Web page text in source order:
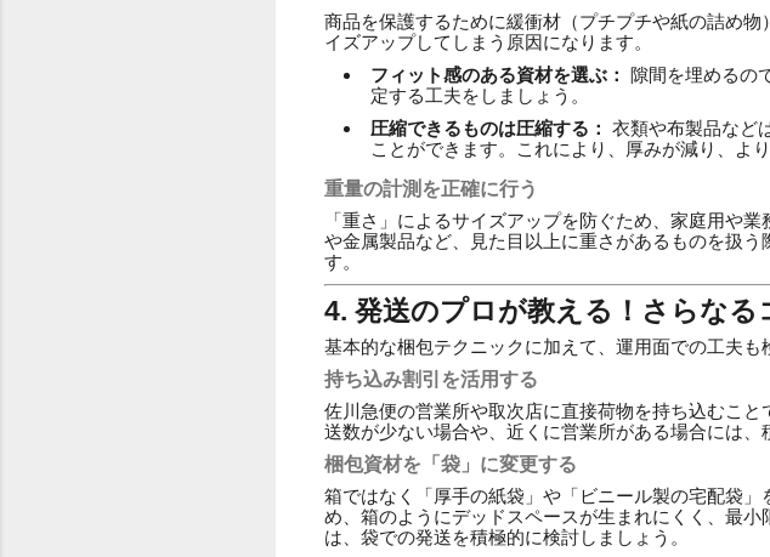
商品を保護するために緩衝材（プチプチや紙の詰め
イズアップしてしまう原因になります。
フィット感のある資材を選ぶ：
隙間を埋めるの
定する工夫をしましょう。
圧縮できるものは圧縮する： 衣類や布製品など
ことができます。これにより、厚みが減り、よ
重量の計測を正確に行う
「重さ」によるサイズアップを防ぐため、家庭用や
や金属製品など、見た目以上に重さがあるものを扱
す。
4. 発送のプロが教える！さらなる
基本的な梱包テクニックに加えて、運用面での工夫も
持ち込み割引を活用する
佐川急便の営業所や取次店に直接荷物を持ち込むこ
送数が少ない場合や、近くに営業所がある場合には、
梱包資材を「袋」に変更する
箱ではなく「厚手の紙袋」や「ビニール製の宅配袋
め、箱のようにデッドスペースが生まれにくく、最
は、袋での発送を積極的に検討しましょう。